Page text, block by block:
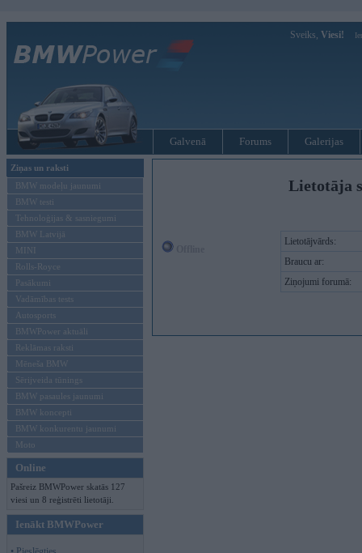
Sveiks, Viesi!
Galvenā Forums Galerijas
Ziņas un raksti
BMW modeļu jaunumi
BMW testi
Tehnoloģijas & sasniegumi
BMW Latvijā
MINI
Rolls-Royce
Pasākumi
Vadāmības tests
Autosports
BMWPower aktuāli
Reklāmas raksti
Mēneša BMW
Sērijveida tūnings
BMW pasaules jaunumi
BMW koncepti
BMW konkurentu jaunumi
Moto
Online
Pašreiz BMWPower skatās 127
viesi un 8 reģistrēti lietotāji.
Ienākt BMWPower
Lietotāja
Lietotājvārds:
Braucu ar:
Ziņojumi forumā: